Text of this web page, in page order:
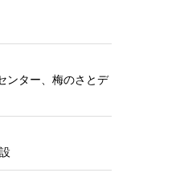
ンター、梅のさとデ